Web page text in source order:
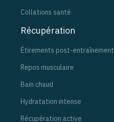
Collations santé
Récupération
Étirements post-entraînement
Repos musculaire
Bain chaud
Hydratation intense
Récupération active